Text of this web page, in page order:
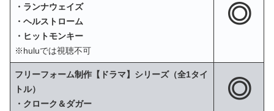
・ランナウェイズ
・ヘルストローム
・ヒットモンキー
※huluでは視聴不可
◎
フリーフォーム制作【ドラマ】シリーズ（全1タイ
トル）
・クローク＆ダガー
◎